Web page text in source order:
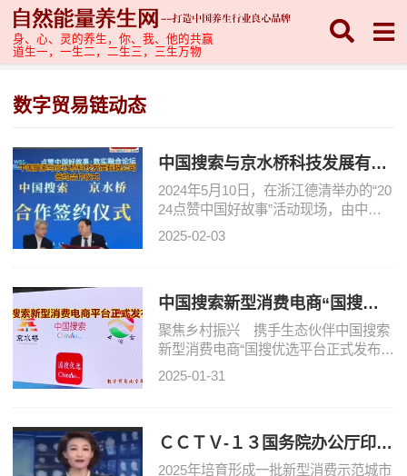
身、心、灵的养生，你、我、他的共赢
道生一，一生二，二生三，三生万物
数字贸易链动态
中国搜索与京水桥科技发展有限
公司签署合作仪式
2024年5月10日，在浙江德清举办的“20
24点赞中国好故事”活动现场，由中国
搜索信息科技股份有限公司与京水桥科
2025-02-03
中国搜索新型消费电商“国搜优
选”服务平台
聚焦乡村振兴 携手生态伙伴中国搜索
新型消费电商“国搜优选平台正式发布中
国网2024-05-1113:525月10日，在浙江
2025-01-31
ＣＣＴＶ-１３国务院办公厅印
发 《关于以新业态新模式引领新
2025年培育形成一批新型消费示范城市